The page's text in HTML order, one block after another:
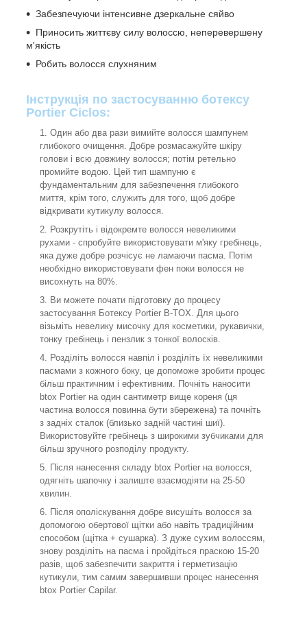
Забезпечуючи інтенсивне дзеркальне сяйво
Приносить життєву силу волоссю, неперевершену
м'якість
Робить волосся слухняним
Інструкція по застосуванню ботексу
Portier Ciclos:
Один або два рази вимийте волосся шампунем
глибокого очищення. Добре розмасажуйте шкіру
голови і всю довжину волосся; потім ретельно
промийте водою. Цей тип шампуню є
фундаментальним для забезпечення глибокого
миття, крім того, служить для того, щоб добре
відкривати кутикулу волосся.
Розкрутіть і відокремте волосся невеликими
рухами - спробуйте використовувати м'яку гребінець,
яка дуже добре розчісує не ламаючи пасма. Потім
необхідно використовувати фен поки волосся не
висохнуть на 80%.
Ви можете почати підготовку до процесу
застосування Ботексу Portier B-TOX. Для цього
візьміть невелику мисочку для косметики, рукавички,
тонку гребінець і пензлик з тонкої волосків.
Розділіть волосся навпіл і розділіть їх невеликими
пасмами з кожного боку, це допоможе зробити процес
більш практичним і ефективним. Почніть наносити
btox Portier на один сантиметр вище кореня (ця
частина волосся повинна бути збережена) та почніть
з задніх сталок (близько задній частині шиї).
Використовуйте гребінець з широкими зубчиками для
більш зручного розподілу продукту.
Після нанесення складу btox Portier на волосся,
одягніть шапочку і залиште взаємодіяти на 25-50
хвилин.
Після ополіскування добре висушіть волосся за
допомогою обертової щітки або навіть традиційним
способом (щітка + сушарка). З дуже сухим волоссям,
знову розділіть на пасма і пройдіться праскою 15-20
разів, щоб забезпечити закриття і герметизацію
кутикули, тим самим завершивши процес нанесення
btox Portier Capilar.